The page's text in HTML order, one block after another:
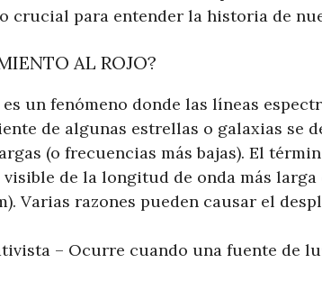
crucial para entender la historia de
AL ROJO?
un fenómeno donde las líneas
de algunas estrellas o galaxias se
(o frecuencias más bajas). El
de la longitud de onda más larga
Varias razones pueden causar el
– Ocurre cuando una fuente de